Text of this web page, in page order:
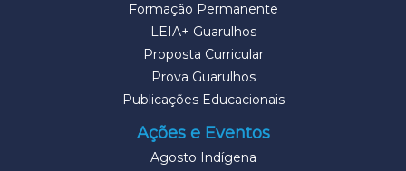
Formação Permanente
LEIA+ Guarulhos
Proposta Curricular
Prova Guarulhos
Publicações Educacionais
Ações e Eventos
Agosto Indígena